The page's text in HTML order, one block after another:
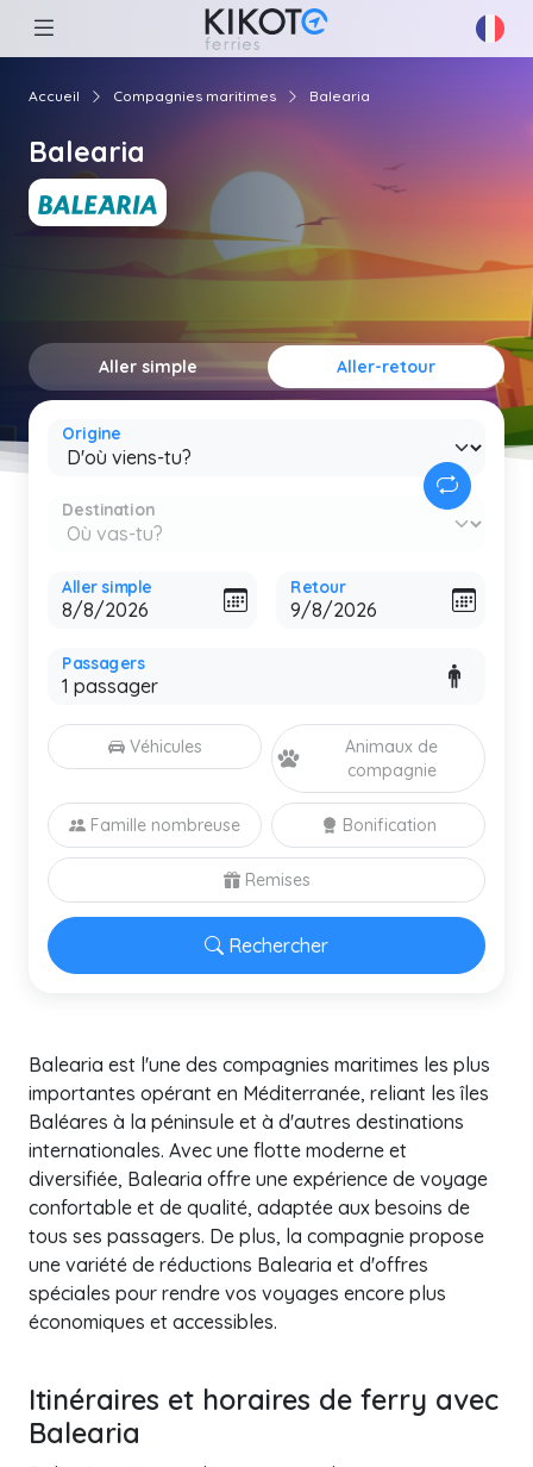
Accueil Compagnies maritimes Balearia
Balearia
Aller simple Aller-retour
Origine
Destination
Aller simple Retour
Passagers
Rechercher
Véhicules
Animaux de
compagnie
Famille nombreuse Bonification
Remises
Balearia est l'une des compagnies maritimes les plus
importantes opérant en Méditerranée, reliant les îles
Baléares à la péninsule et à d'autres destinations
internationales. Avec une flotte moderne et
diversifiée, Balearia offre une expérience de voyage
confortable et de qualité, adaptée aux besoins de
tous ses passagers. De plus, la compagnie propose
une variété de réductions Balearia et d'offres
spéciales pour rendre vos voyages encore plus
économiques et accessibles.
Itinéraires et horaires de ferry avec
Balearia